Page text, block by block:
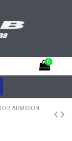
0
ADMISION